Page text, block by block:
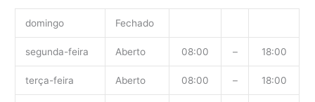
domingo Fechado
segunda-feira Aberto 08:00 – 18:00
terça-feira Aberto 08:00 – 18:00